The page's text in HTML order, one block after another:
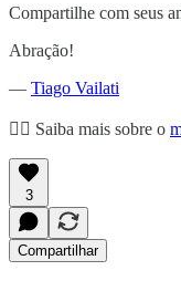
Compartilhe com seus
Abração!
— Tiago Vailati
👉🏼 Saiba mais sobre o
3
Compartilhar